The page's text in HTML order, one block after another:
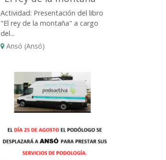
Actividad: Presentación del libro
"El rey de la montaña" a cargo
del...
Ansó (Ansó)